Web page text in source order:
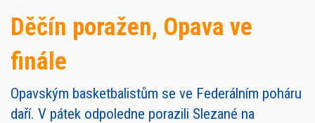
Děčín poražen, Opava ve
finále
Opavským basketbalistům se ve Federálním poháru
daří. V pátek odpoledne porazili Slezané na